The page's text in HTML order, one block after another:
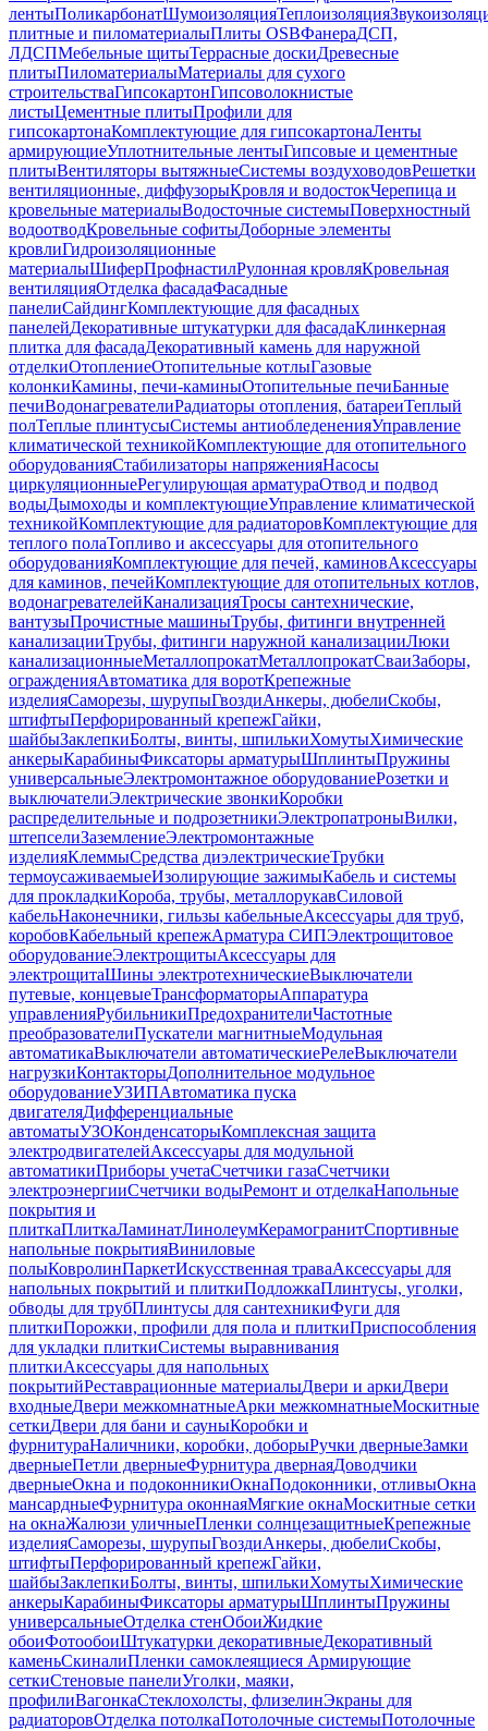
лентыПоликарбонатШумоизоляцияТеплоизоляция
плитные и пиломатериалыПлиты OSBФанераДСП,
ЛДСПМебельные щитыТеррасные доскиДревесные
плитыПиломатериалыМатериалы для сухого
строительстваГипсокартонГипсоволокнистые
листыЦементные плитыПрофили для
гипсокартонаКомплектующие для гипсокартонаЛенты
армирующиеУплотнительные лентыГипсовые и цементные
плитыВентиляторы вытяжныеСистемы воздуховодовРешетки
вентиляционные, диффузорыКровля и водостокЧерепица и
кровельные материалыВодосточные системыПоверхностный
водоотводКровельные софитыДоборные элементы
кровлиГидроизоляционные
материалыШиферПрофнастилРулонная кровляКровельная
вентиляцияОтделка фасадаФасадные
панелиСайдингКомплектующие для фасадных
панелейДекоративные штукатурки для фасадаКлинкерная
плитка для фасадаДекоративный камень для наружной
отделкиОтоплениеОтопительные котлыГазовые
колонкиКамины, печи-каминыОтопительные печиБанные
печиВодонагревателиРадиаторы отопления, батареиТеплый
полТеплые плинтусыСистемы антиобледененияУправление
климатической техникойКомплектующие для отопительного
оборудованияСтабилизаторы напряженияНасосы
циркуляционныеРегулирующая арматураОтвод и подвод
водыДымоходы и комплектующиеУправление климатической
техникойКомплектующие для радиаторовКомплектующие для
теплого полаТопливо и аксессуары для отопительного
оборудованияКомплектующие для печей, каминовАксессуары
для каминов, печейКомплектующие для отопительных котлов,
водонагревателейКанализацияТросы сантехнические,
вантузыПрочистные машиныТрубы, фитинги внутренней
канализацииТрубы, фитинги наружной канализацииЛюки
канализационныеМеталлопрокатМеталлопрокатСваиЗаборы,
огражденияАвтоматика для воротКрепежные
изделияСаморезы, шурупыГвоздиАнкеры, дюбелиСкобы,
штифтыПерфорированный крепежГайки,
шайбыЗаклепкиБолты, винты, шпилькиХомутыХимические
анкерыКарабиныФиксаторы арматурыШплинтыПружины
универсальныеЭлектромонтажное оборудованиеРозетки и
выключателиЭлектрические звонкиКоробки
распределительные и подрозетникиЭлектропатроныВилки,
штепселиЗаземлениеЭлектромонтажные
изделияКлеммыСредства диэлектрическиеТрубки
термоусаживаемыеИзолирующие зажимыКабель и системы
для прокладкиКороба, трубы, металлорукавСиловой
кабельНаконечники, гильзы кабельныеАксессуары для труб,
коробовКабельный крепежАрматура СИПЭлектрощитовое
оборудованиеЭлектрощитыАксессуары для
электрощитаШины электротехническиеВыключатели
путевые, концевыеТрансформаторыАппаратура
управленияРубильникиПредохранителиЧастотные
преобразователиПускатели магнитныеМодульная
автоматикаВыключатели автоматическиеРелеВыключатели
нагрузкиКонтакторыДополнительное модульное
оборудованиеУЗИПАвтоматика пуска
двигателяДифференциальные
автоматыУЗОКонденсаторыКомплексная защита
электродвигателейАксессуары для модульной
автоматикиПриборы учетаСчетчики газаСчетчики
электроэнергииСчетчики водыРемонт и отделкаНапольные
покрытия и
плиткаПлиткаЛаминатЛинолеумКерамогранитСпортивные
напольные покрытияВиниловые
полыКовролинПаркетИскусственная траваАксессуары для
напольных покрытий и плиткиПодложкаПлинтусы, уголки,
обводы для трубПлинтусы для сантехникиФуги для
плиткиПорожки, профили для пола и плиткиПриспособления
для укладки плиткиСистемы выравнивания
плиткиАксессуары для напольных
покрытийРеставрационные материалыДвери и аркиДвери
входныеДвери межкомнатныеАрки межкомнатныеМоскитные
сеткиДвери для бани и сауныКоробки и
фурнитураНаличники, коробки, доборыРучки дверныеЗамки
дверныеПетли дверныеФурнитура двернаяДоводчики
дверныеОкна и подоконникиОкнаПодоконники, отливыОкна
мансардныеФурнитура оконнаяМягкие окнаМоскитные сетки
на окнаЖалюзи уличныеПленки солнцезащитныеКрепежные
изделияСаморезы, шурупыГвоздиАнкеры, дюбелиСкобы,
штифтыПерфорированный крепежГайки,
шайбыЗаклепкиБолты, винты, шпилькиХомутыХимические
анкерыКарабиныФиксаторы арматурыШплинтыПружины
универсальныеОтделка стенОбоиЖидкие
обоиФотообоиШтукатурки декоративныеДекоративный
каменьСкиналиПленки самоклеящиеся Армирующие
сеткиСтеновые панелиУголки, маяки,
профилиВагонкаСтеклохолсты, флизелинЭкраны для
радиаторовОтделка потолкаПотолочные системыПотолочные